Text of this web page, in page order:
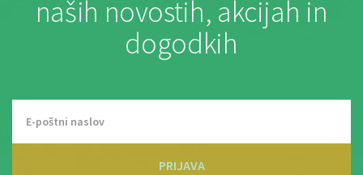
naših novostih, akcijah in
dogodkih
PRIJAVA